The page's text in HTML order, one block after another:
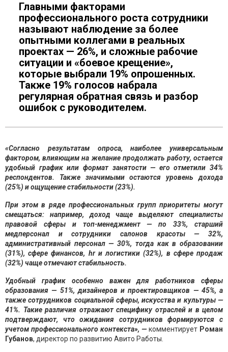
Главными факторами
профессионального роста сотрудники
называют наблюдение за более
опытными коллегами в реальных
проектах — 26%, и сложные рабочие
ситуации и «боевое крещение»,
которые выбрали 19% опрошенных.
Также 19% голосов набрала
регулярная обратная связь и разбор
ошибок с руководителем.
«Согласно результатам опроса, наиболее универсальным
фактором, влияющим на желание продолжать работу, остается
удобный график или формат занятости — его отметили 34%
респондентов. Также значимыми остаются уровень дохода
(25%) и ощущение стабильности (23%).
При этом в ряде профессиональных групп приоритеты могут
смещаться: например, доход чаще выделяют специалисты
правовой сферы и топ-менеджмент — по 33%, старший
медперсонал и сотрудники салонов красоты — 32%,
административный персонал — 30%, тогда как в образовании
(31%), сфере финансов, hrи логистики (32%), в сфере продаж
(32%) чаще отмечают стабильность.
Удобный график особенно важен для работников сферы
образования — 51%, дизайнеров и проектировщиков — 45%, а
также сотрудников социальной сферы, искусства и культуры —
41%. Такие различия отражают специфику отраслей и в целом
подтверждают, что ожидания сотрудников формируются с
учетом профессионального контекста», —комментирует Роман
Губанов, директор по развитию Авито Работы.